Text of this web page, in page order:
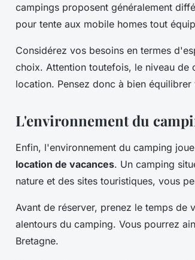
campings proposent généralement
pour tente aux mobile homes tout
Considérez vos besoins en termes
choix. Attention toutefois, le niveau
location. Pensez donc à bien
L'environnement du
Enfin, l'environnement du camping
location de vacances. Un camping
nature et des sites touristiques, vous
Avant de réserver, prenez le temps de
alentours du camping. Vous pourrez
Bretagne.